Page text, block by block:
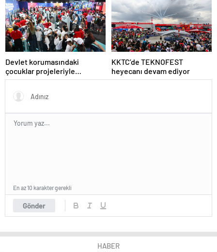
Devlet korumasındaki
çocuklar projeleriyle
TEKNOFEST KKTC’de
KKTC’de TEKNOFEST
heyecanı devam ediyor
Gönder
En az 10 karakter gerekli
HABER